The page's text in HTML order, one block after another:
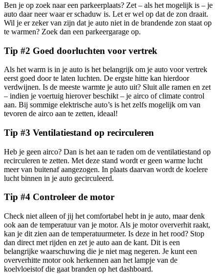
Ben je op zoek naar een parkeerplaats? Zet – als het mogelijk is – je
auto daar neer waar er schaduw is. Let er wel op dat de zon draait.
Wil je er zeker van zijn dat je auto niet in de brandende zon staat op
te warmen? Zoek dan een parkeergarage op.
Tip #2 Goed doorluchten voor vertrek
Als het warm is in je auto is het belangrijk om je auto voor vertrek
eerst goed door te laten luchten. De ergste hitte kan hierdoor
verdwijnen. Is de meeste warmte je auto uit? Sluit alle ramen en zet
– indien je voertuig hierover beschikt – je airco of climate control
aan. Bij sommige elektrische auto’s is het zelfs mogelijk om van
tevoren de airco aan te zetten, ideaal!
Tip #3 Ventilatiestand op recirculeren
Heb je geen airco? Dan is het aan te raden om de ventilatiestand op
recirculeren te zetten. Met deze stand wordt er geen warme lucht
meer van buitenaf aangezogen. In plaats daarvan wordt de koelere
lucht binnen in je auto gecirculeerd.
Tip #4 Controleer de motor
Check niet alleen of jij het comfortabel hebt in je auto, maar denk
ook aan de temperatuur van je motor. Als je motor oververhit raakt,
kan je dit zien aan de temperatuurmeter. Is deze in het rood? Stop
dan direct met rijden en zet je auto aan de kant. Dit is een
belangrijke waarschuwing die je niet mag negeren. Je kunt een
oververhitte motor ook herkennen aan het lampje van de
koelvloeistof die gaat branden op het dashboard.